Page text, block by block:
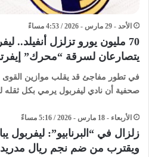
الأحد - 29 مارس - 2026 / 4:53 مساءً
​70 مليون يورو تزلزل أنفيلد..
يتصارعان لسرقة “محرك”
في تطور مفاجئ قد يقلب موازين القوى
صحفية أن نادي ليفربول يرمي بكل ثقله
الأربعاء - 18 مارس - 2026 / 5:16 مساءً
​زلزال في “البرنابيو”: ليفربول
ويقترب من ضم نجم ريال مدريد